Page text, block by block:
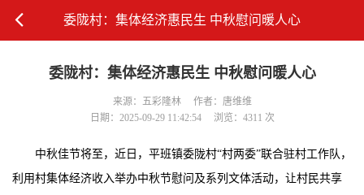
委陇村：集体经济惠民生 中秋慰问暖人心
委陇村：集体经济惠民生 中秋慰问暖人心
来源：五彩隆林
作者：唐维维
日期：2025-09-29 11:42:54
浏览：4311 次
中秋佳节将至，近日，平班镇委陇村“村两委”联合驻村工作队，
利用村集体经济收入举办中秋节慰问及系列文体活动，让村民共享